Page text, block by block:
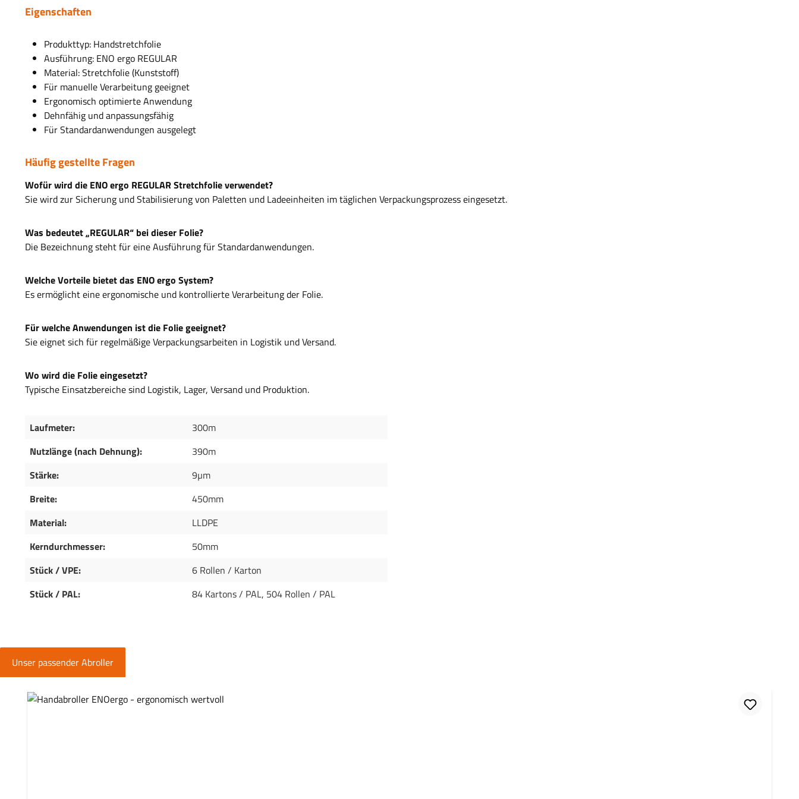
Eigenschaften
Produkttyp: Handstretchfolie
Ausführung: ENO ergo REGULAR
Material: Stretchfolie (Kunststoff)
Für manuelle Verarbeitung geeignet
Ergonomisch optimierte Anwendung
Dehnfähig und anpassungsfähig
Für Standardanwendungen ausgelegt
Häufig gestellte Fragen
Wofür wird die ENO ergo REGULAR Stretchfolie verwendet?
Sie wird zur Sicherung und Stabilisierung von Paletten und Ladeeinheiten im täglichen Verpackungsprozess eingesetzt.
Was bedeutet „REGULAR“ bei dieser Folie?
Die Bezeichnung steht für eine Ausführung für Standardanwendungen.
Welche Vorteile bietet das ENO ergo System?
Es ermöglicht eine ergonomische und kontrollierte Verarbeitung der Folie.
Für welche Anwendungen ist die Folie geeignet?
Sie eignet sich für regelmäßige Verpackungsarbeiten in Logistik und Versand.
Wo wird die Folie eingesetzt?
Typische Einsatzbereiche sind Logistik, Lager, Versand und Produktion.
Laufmeter:
300m
Nutzlänge (nach Dehnung):
390m
Stärke:
9µm
Breite:
450mm
Material:
LLDPE
Kerndurchmesser:
50mm
Stück / VPE:
6 Rollen / Karton
Stück / PAL:
84 Kartons / PAL, 504 Rollen / PAL
Unser passender Abroller
Produktgalerie überspringen